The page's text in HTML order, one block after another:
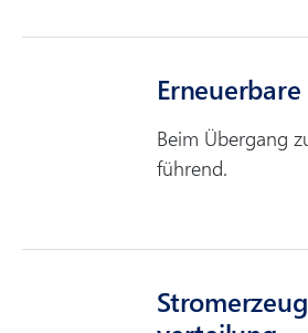
Beim Übergang
führend.